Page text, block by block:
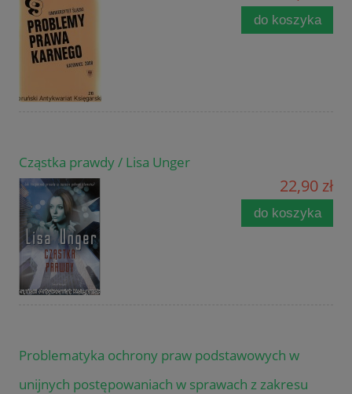
do koszyka
Cząstka prawdy / Lisa Unger
22,90 zł
do koszyka
Problematyka ochrony praw podstawowych w
unijnych postępowaniach w sprawach z zakresu